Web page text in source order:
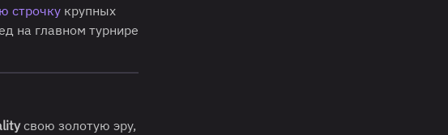
строчку крупных
на главном турнире
свою золотую эру,